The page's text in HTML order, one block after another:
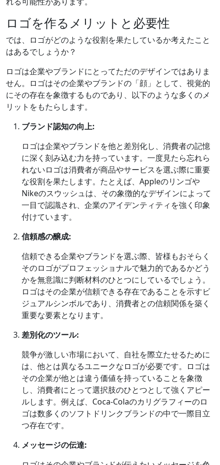
ロゴを作るメリットと必要性
では、ロゴがどのような役割を果たしているか考えたこと
はあるでしょうか？
ロゴは企業やブランドにとってただのデザインではありま
せん。ロゴはその企業やブランドの「顔」として、視覚的
にその存在を象徴するものであり、以下のような多くのメ
リットをもたらします。
ブランド認知の向上:
ロゴは企業やブランドを他と差別化し、消費者の記憶
に深く刻み込む力を持っています。一度見たら忘れら
れないロゴは消費者が商品やサービスを選ぶ際に重要
な役割を果たします。たとえば、Appleのリンゴや
Nikeのスウッシュは、その象徴的なデザインによって
一目で認識され、企業のアイデンティティを強く印象
付けています。
信頼感の醸成:
信頼できる企業やブランドを選ぶ際、皆様もおそらく
そのロゴがプロフェッショナルで魅力的であるかどう
かを無意識に判断材料のひとつにしているでしょう。
ロゴはその企業が信頼できる存在であることを示すビ
ジュアルシンボルであり、消費者との信頼関係を築く
重要な要素となります。
差別化のツール:
競争が激しい市場において、自社を際立たせるために
は、他とは異なるユニークなロゴが必要です。ロゴは
その企業が他とは違う価値を持っていることを象徴
し、消費者にとって選択肢のひとつとして強くアピー
ルします。例えば、Coca-Colaのカリグラフィーのロ
ゴは数多くのソフトドリンクブランドの中で一際目立
つ存在です。
メッセージの伝達: